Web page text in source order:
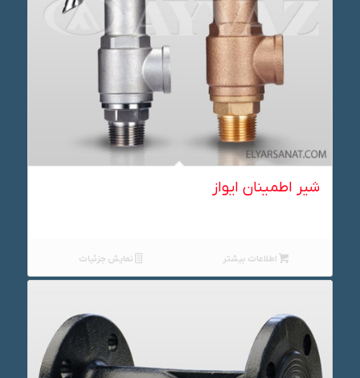
شیر اطمینان ایواز
اطلاعات بیشتر نمایش جزئیات